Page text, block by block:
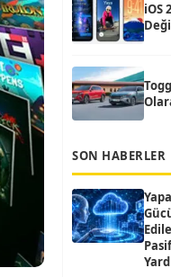
iOS
SON HABERLER